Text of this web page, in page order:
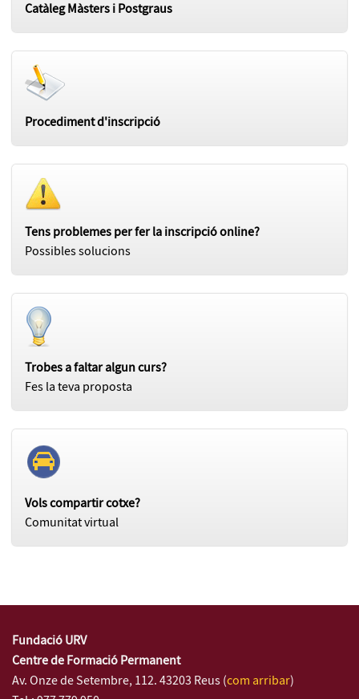
Catàleg Màsters i Postgraus
Procediment d'inscripció
Tens problemes per fer la inscripció online?
Possibles solucions
Trobes a faltar algun curs?
Fes la teva proposta
Vols compartir cotxe?
Comunitat virtual
Fundació URV
Centre de Formació Permanent
Av. Onze de Setembre, 112. 43203 Reus (com arribar)